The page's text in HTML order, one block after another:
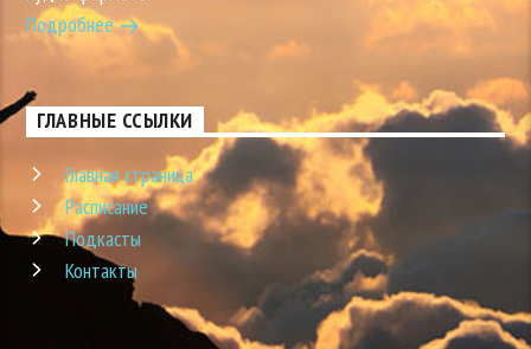
Подробнее
ГЛАВНЫЕ ССЫЛКИ
Главная страница
Расписание
Подкасты
Контакты